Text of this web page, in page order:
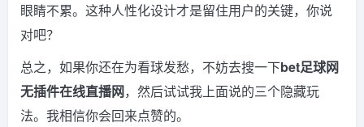
眼睛不累。这种人性化设计才是留住用户的关键，你说
对吧？
总之，如果你还在为看球发愁，不妨去搜一下bet足球网
无插件在线直播网，然后试试我上面说的三个隐藏玩
法。我相信你会回来点赞的。